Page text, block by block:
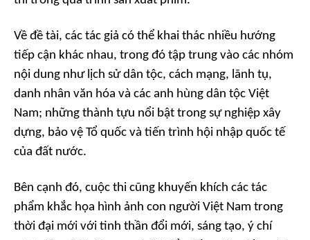
Về đề tài, các tác giả có thể khai thác nhiều hướng
tiếp cận khác nhau, trong đó tập trung vào các nhóm
nội dung như lịch sử dân tộc, cách mạng, lãnh tụ,
danh nhân văn hóa và các anh hùng dân tộc Việt
Nam; những thành tựu nổi bật trong sự nghiệp xây
dựng, bảo vệ Tổ quốc và tiến trình hội nhập quốc tế
của đất nước.
Bên cạnh đó, cuộc thi cũng khuyến khích các tác
phẩm khắc họa hình ảnh con người Việt Nam trong
thời đại mới với tinh thần đổi mới, sáng tạo, ý chí